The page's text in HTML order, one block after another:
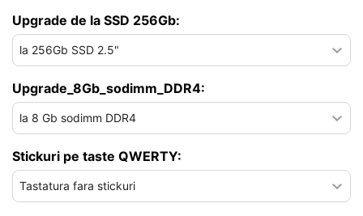
Upgrade de la SSD 256Gb:
Upgrade_8Gb_sodimm_DDR4:
Stickuri pe taste QWERTY: